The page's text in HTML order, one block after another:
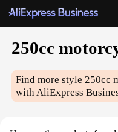
250cc
Find more style250cc
with AliExpress